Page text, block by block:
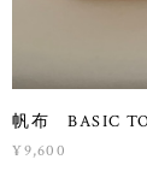
帆布 BASIC
¥9,600